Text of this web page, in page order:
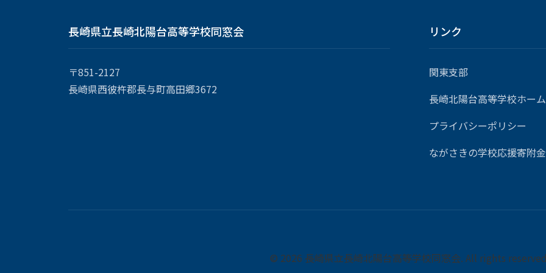
長崎県立長崎北陽台高等学校同窓会
〒851-2127
長崎県西彼杵郡長与町高田郷3672
リンク
関東支部
長崎北陽台高等学校ホー
プライバシーポリシー
ながさきの学校応援寄附金
© 2026 長崎県立長崎北陽台高等学校同窓会. All rights